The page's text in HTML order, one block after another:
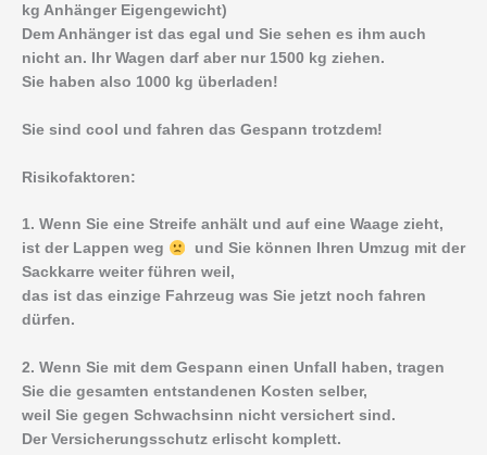
kg Anhänger Eigengewicht)
Dem Anhänger ist das egal und Sie sehen es ihm auch
nicht an. Ihr Wagen darf aber nur 1500 kg ziehen.
Sie haben also 1000 kg überladen!
Sie sind cool und fahren das Gespann trotzdem!
Risikofaktoren:
1. Wenn Sie eine Streife anhält und auf eine Waage zieht,
ist der Lappen weg
und Sie können Ihren Umzug mit der
Sackkarre weiter führen weil,
das ist das einzige Fahrzeug was Sie jetzt noch fahren
dürfen.
2. Wenn Sie mit dem Gespann einen Unfall haben, tragen
Sie die gesamten entstandenen Kosten selber,
weil Sie gegen Schwachsinn nicht versichert sind.
Der Versicherungsschutz erlischt komplett.